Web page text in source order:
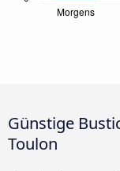
Günstige
Toulon